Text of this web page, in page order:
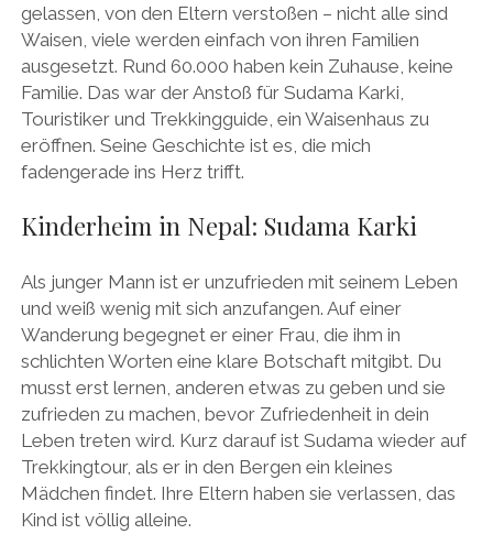
gelassen, von den Eltern verstoßen – nicht alle sind
Waisen, viele werden einfach von ihren Familien
ausgesetzt. Rund 60.000 haben kein Zuhause, keine
Familie. Das war der Anstoß für Sudama Karki,
Touristiker und Trekkingguide, ein Waisenhaus zu
eröffnen. Seine Geschichte ist es, die mich
fadengerade ins Herz trifft.
Kinderheim in Nepal: Sudama Karki
Als junger Mann ist er unzufrieden mit seinem Leben
und weiß wenig mit sich anzufangen. Auf einer
Wanderung begegnet er einer Frau, die ihm in
schlichten Worten eine klare Botschaft mitgibt. Du
musst erst lernen, anderen etwas zu geben und sie
zufrieden zu machen, bevor Zufriedenheit in dein
Leben treten wird. Kurz darauf ist Sudama wieder auf
Trekkingtour, als er in den Bergen ein kleines
Mädchen findet. Ihre Eltern haben sie verlassen, das
Kind ist völlig alleine.